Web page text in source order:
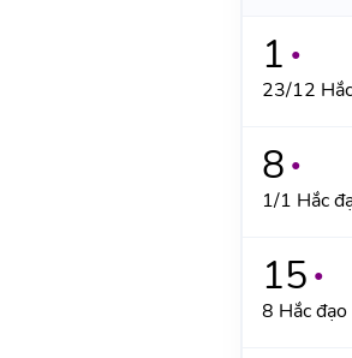
1 ●
23/12
8 ●
1/1 Hắc
15 ●
8 Hắc đạo